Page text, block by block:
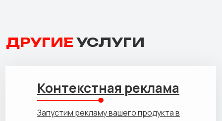
ДРУГИЕ УСЛУГИ
Контекстная реклама
Запустим рекламу вашего продукта в